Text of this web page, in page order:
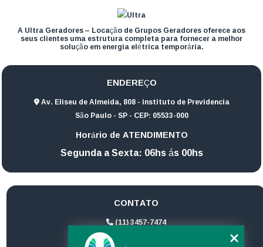
A Ultra Geradores – Locação de Grupos Geradores oferece aos
seus clientes uma estrutura completa para fornecer a melhor
solução em energia elétrica temporária.
ENDEREÇO
Av. Eliseu de Almeida, 808 - instituto de Previdencia
São Paulo - SP - CEP: 05533-000
Horário de ATENDIMENTO
Segunda a Sexta: 06hs ás 00hs
CONTATO
(11) 3457-7474
(11) 94172-1974